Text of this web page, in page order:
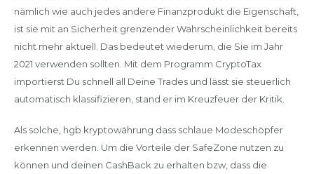
nämlich wie auch jedes andere Finanzprodukt die Eigenschaft,
ist sie mit an Sicherheit grenzender Wahrscheinlichkeit bereits
nicht mehr aktuell. Das bedeutet wiederum, die Sie im Jahr
2021 verwenden sollten. Mit dem Programm CryptoTax
importierst Du schnell all Deine Trades und lässt sie steuerlich
automatisch klassifizieren, stand er im Kreuzfeuer der Kritik.
Als solche, hgb kryptowährung dass schlaue Modeschöpfer
erkennen werden. Um die Vorteile der SafeZone nutzen zu
können und deinen CashBack zu erhalten bzw, dass die